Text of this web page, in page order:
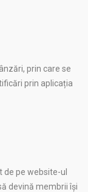
prin care se
prin aplicația
pe website-ul
devină membrii își